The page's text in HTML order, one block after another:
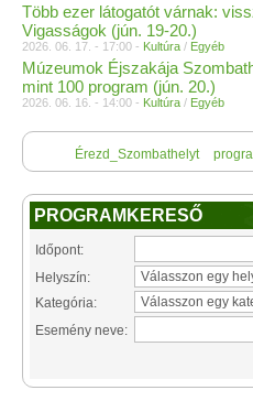
Több ezer látogatót várnak:
Vigasságok (jún. 19-20.)
2026. 06. 17. - 17:00 - Kultúra / Egyéb
Múzeumok Éjszakája
mint 100 program (jún. 20.)
2026. 06. 16. - 14:00 - Kultúra / Egyéb
Érezd_Szombathelyt
PROGRAMKERESŐ
Időpont:
Helyszín:
Kategória:
Esemény neve: